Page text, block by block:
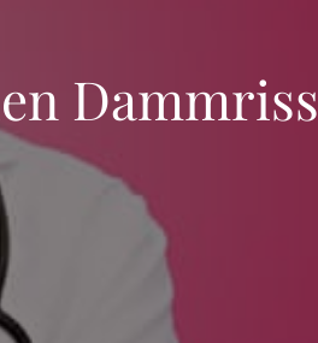
Dammriss